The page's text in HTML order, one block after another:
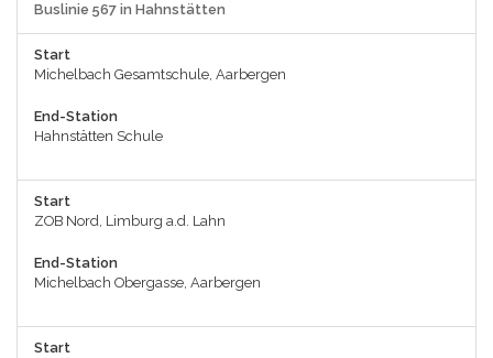
Buslinie 567 in Hahnstätten
Start
Michelbach Gesamtschule, Aarbergen
End-Station
Hahnstätten Schule
Start
ZOB Nord, Limburg a.d. Lahn
End-Station
Michelbach Obergasse, Aarbergen
Start